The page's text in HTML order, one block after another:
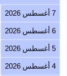
6 أغسطس 2026
5 أغسطس 2026
4 أغسطس 2026
3 أغسطس 2026